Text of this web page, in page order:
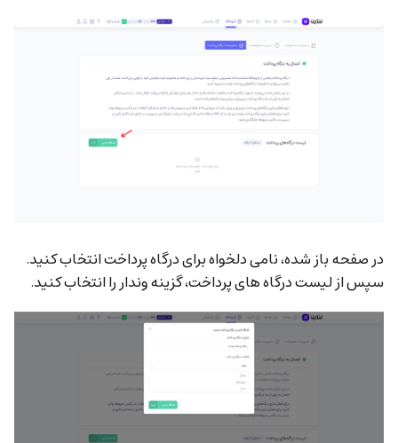
در صفحه باز شده، نامی دلخواه برای درگاه پرداخت انتخاب کنید.
سپس از لیست درگاه های پرداخت، گزینه وندار را انتخاب کنید.